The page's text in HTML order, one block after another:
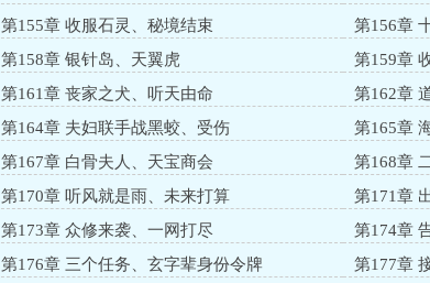
第155章 收服石灵、秘境结束
第156章
第158章 银针岛、天翼虎
第159章
第161章 丧家之犬、听天由命
第162章
第164章 夫妇联手战黑蛟、受伤
第165章
第167章 白骨夫人、天宝商会
第168章
第170章 听风就是雨、未来打算
第171章
第173章 众修来袭、一网打尽
第174章
第176章 三个任务、玄字辈身份令牌
第177章